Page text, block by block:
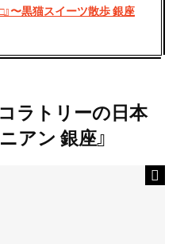
〜黒猫スイーツ散歩 銀座
ラトリーの日本
アン 銀座』